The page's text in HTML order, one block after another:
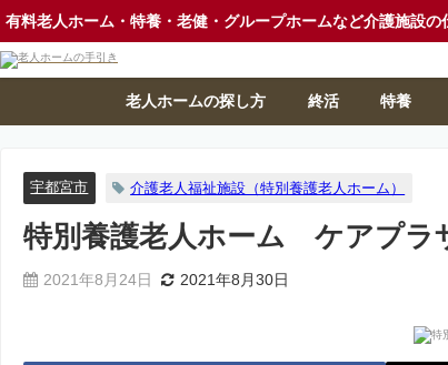
有料老人ホーム・特養・老健・グループホームなど介護施設の
老人ホームの探し方 終活 特養
宇都宮市 介護老人福祉施設（特別養護老人ホーム）
特別養護老人ホーム ケアプラ
2021年8月24日 2021年8月30日